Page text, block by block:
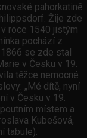
pahorkatině
Žije zde
roce 1540 jistým
pochází z
se zde stal
v Česku v 19.
těžce nemocné
„Mé dítě, nyní
v Česku v 19.
místem a
Kubešová,
tabule).